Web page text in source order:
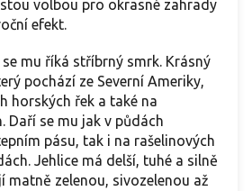
volbou pro okrasné zahrady
efekt.
se mu říká stříbrný smrk. Krásný
pochází ze Severní Ameriky,
horských řek a také na
Daří se mu jak v půdách
pásu, tak i na rašelinových
Jehlice má delší, tuhé a silně
matně zelenou, sivozelenou až